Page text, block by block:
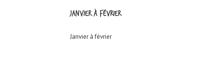
Janvier à février
Janvier à février